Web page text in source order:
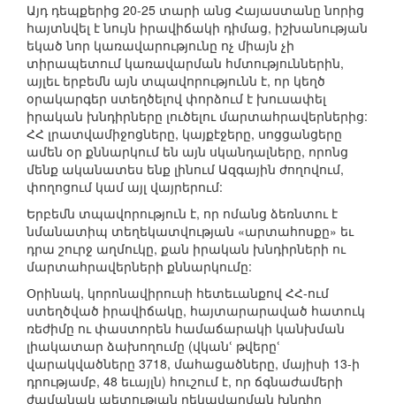
Այդ դեպքերից 20-25 տարի անց Հայաստանը նորից
հայտնվել է նույն իրավիճակի դիմաց, իշխանության
եկած նոր կառավարությունը ոչ միայն չի
տիրապետում կառավարման հմտություններին,
այլեւ երբեմն այն տպավորությունն է, որ կեղծ
օրակարգեր ստեղծելով փորձում է խուսափել
իրական խնդիրները լուծելու մարտահրավերներից:
ՀՀ լրատվամիջոցները, կայքէջերը, սոցցանցերը
ամեն օր քննարկում են այն սկանդալները, որոնց
մենք ականատես ենք լինում Ազգային ժողովում,
փողոցում կամ այլ վայրերում:
Երբեմն տպավորություն է, որ ոմանց ձեռնտու է
նմանատիպ տեղեկատվության «արտահոսքը» եւ
դրա շուրջ աղմուկը, քան իրական խնդիրների ու
մարտահրավերների քննարկումը:
Օրինակ, կորոնավիրուսի հետեւանքով ՀՀ-ում
ստեղծված իրավիճակը, հայտարարաված հատուկ
ռեժիմը ու փաստորեն համաճարակի կանխման
լիակատար ձախողումը (վկանՙ թվերըՙ
վարակվածները 3718, մահացածները, մայիսի 13-ի
դրությամբ, 48 եւայլն) հուշում է, որ ճգնաժամերի
ժամանակ պետության ղեկավարման խնդիր